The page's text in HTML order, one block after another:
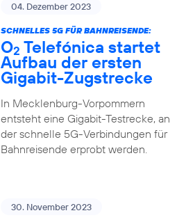
04. Dezember 2023
SCHNELLES 5G FÜR BAHNREISENDE:
O2 Telefónica startet
Aufbau der ersten
Gigabit-Zugstrecke
In Mecklenburg-Vorpommern
entsteht eine Gigabit-Testrecke, an
der schnelle 5G-Verbindungen für
Bahnreisende erprobt werden.
30. November 2023